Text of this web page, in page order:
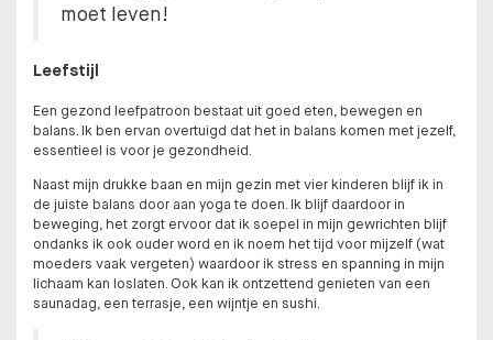
moet leven!
Leefstijl
Een gezond leefpatroon bestaat uit goed eten, bewegen en
balans. Ik ben ervan overtuigd dat het in balans komen met jezelf,
essentieel is voor je gezondheid.
Naast mijn drukke baan en mijn gezin met vier kinderen blijf ik in
de juiste balans door aan yoga te doen. Ik blijf daardoor in
beweging, het zorgt ervoor dat ik soepel in mijn gewrichten blijf
ondanks ik ook ouder word en ik noem het tijd voor mijzelf (wat
moeders vaak vergeten) waardoor ik stress en spanning in mijn
lichaam kan loslaten. Ook kan ik ontzettend genieten van een
saunadag, een terrasje, een wijntje en sushi.